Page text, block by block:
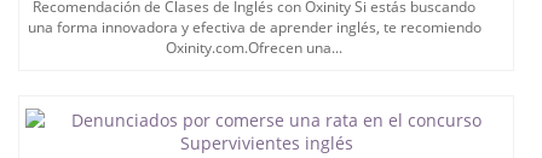
Recomendación de Clases de Inglés con Oxinity Si estás buscando
una forma innovadora y efectiva de aprender inglés, te recomiendo
Oxinity.com.Ofrecen una...